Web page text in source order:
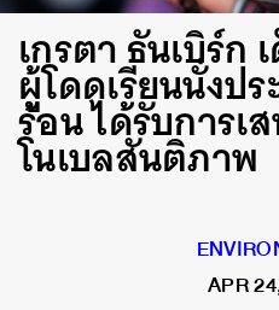
เกรตา ธันเบิร์ก
ผู้โดดเรียนนั่งป
ร้อน ได้รับการเ
โนเบลสันติภาพ
APR